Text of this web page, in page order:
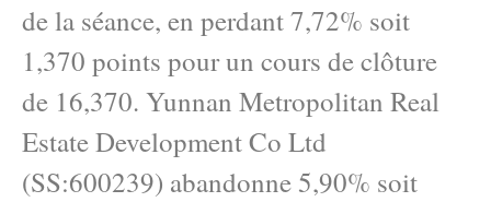
de la séance, en perdant 7,72% soit
1,370 points pour un cours de clôture
de 16,370. Yunnan Metropolitan Real
Estate Development Co Ltd
(SS:600239) abandonne 5,90% soit